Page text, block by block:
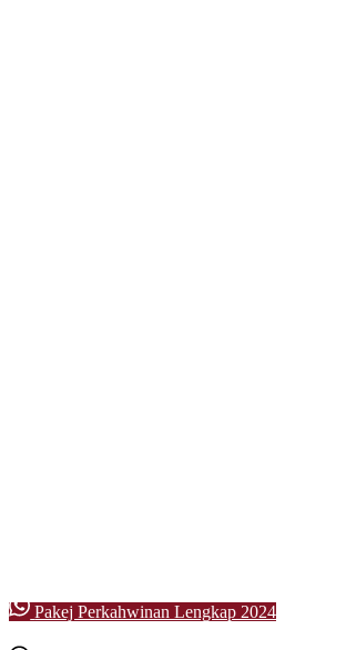
Pakej Perkahwinan Lengkap 2024